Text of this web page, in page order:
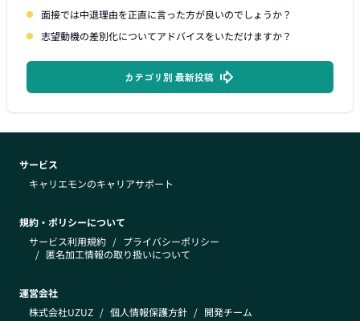
面接では中退理由を正直に言った方が良いのでしょうか？
志望動機の差別化についてアドバイスをいただけますか？
カテゴリ別 最新投稿
サービス
キャリエモンのキャリアサポート
規約・ポリシーについて
サービス利用規約 / プライバシーポリシー
/ 匿名加工情報の取り扱いについて
運営会社
株式会社UZUZ / 個人情報保護方針 / 開発チーム